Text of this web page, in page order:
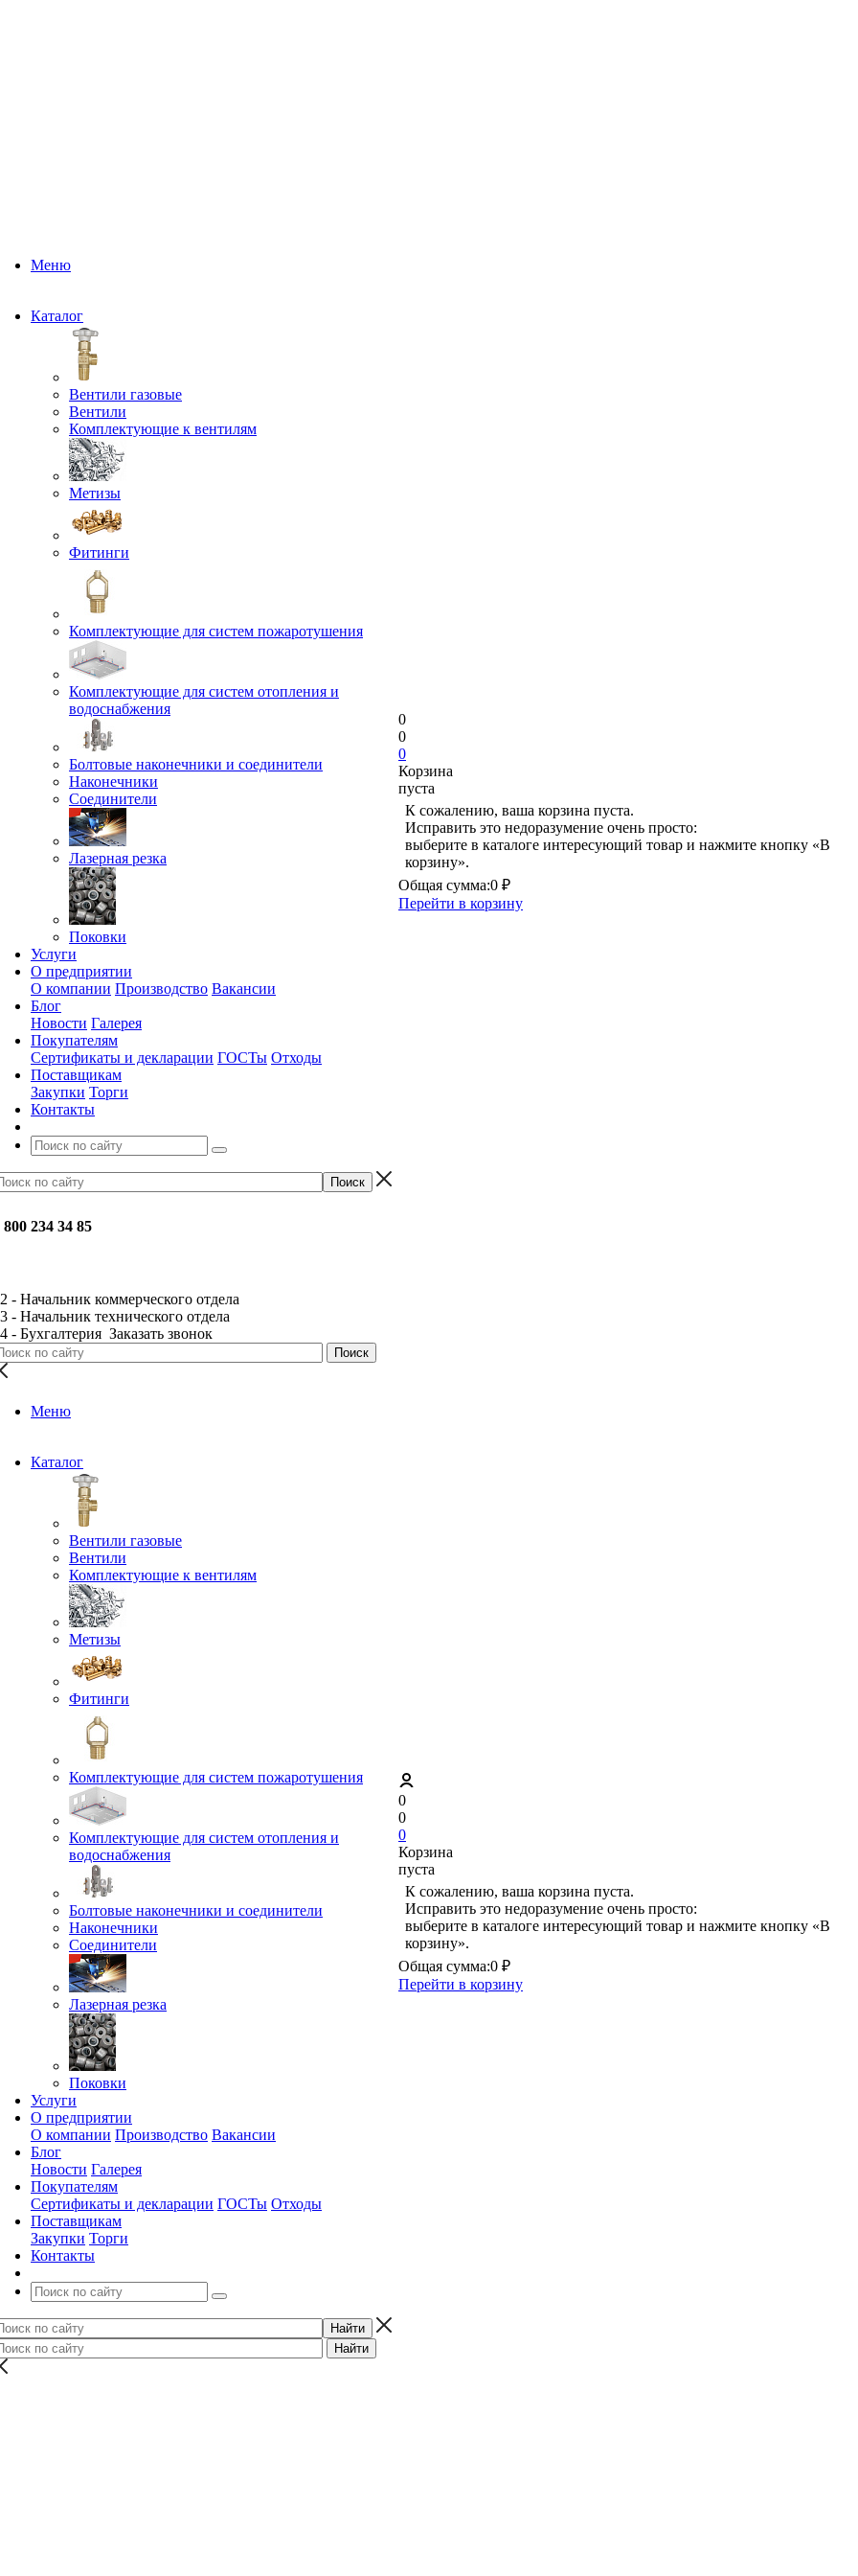
Меню
Каталог
Вентили газовые
Вентили
Комплектующие к вентилям
Метизы
Фитинги
Комплектующие для систем пожаротушения
Комплектующие для систем отопления и
водоснабжения
Болтовые наконечники и соединители
Наконечники
Соединители
Лазерная резка
Поковки
Услуги
О предприятии
О компании Производство Вакансии
Блог
Новости Галерея
Покупателям
Сертификаты и декларации ГОСТы Отходы
Поставщикам
Закупки Торги
Контакты
800 234 34 85
- Начальник коммерческого отдела
- Начальник технического отдела
- Бухгалтерия Заказать звонок
0
0
0
Корзина
пуста
К сожалению, ваша корзина пуста.
Исправить это недоразумение очень просто:
выберите в каталоге интересующий товар и нажмите кнопку «В
корзину».
Общая сумма:0 ₽
Перейти в корзину
Меню
Каталог
Вентили газовые
Вентили
Комплектующие к вентилям
Метизы
Фитинги
Комплектующие для систем пожаротушения
Комплектующие для систем отопления и
водоснабжения
Болтовые наконечники и соединители
Наконечники
Соединители
Лазерная резка
Поковки
Услуги
О предприятии
О компании Производство Вакансии
Блог
Новости Галерея
Покупателям
Сертификаты и декларации ГОСТы Отходы
Поставщикам
Закупки Торги
Контакты
0
0
0
Корзина
пуста
К сожалению, ваша корзина пуста.
Исправить это недоразумение очень просто:
выберите в каталоге интересующий товар и нажмите кнопку «В
корзину».
Общая сумма:0 ₽
Перейти в корзину